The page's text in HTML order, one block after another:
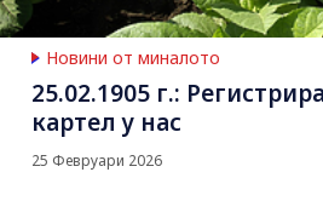
Новини от миналото
25.02.1905 г.:
картел у нас
25 Февруари 2026